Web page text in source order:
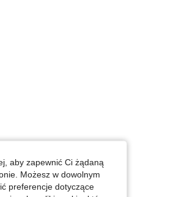
aby zapewnić Ci żądaną
Możesz w dowolnym
preferencje dotyczące